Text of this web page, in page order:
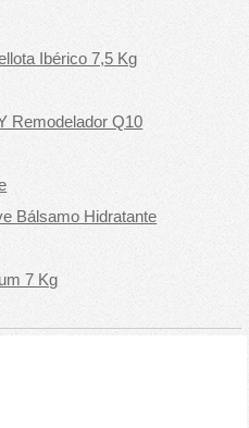
Ibérico 7,5 Kg
Remodelador Q10
Bálsamo Hidratante
7 Kg